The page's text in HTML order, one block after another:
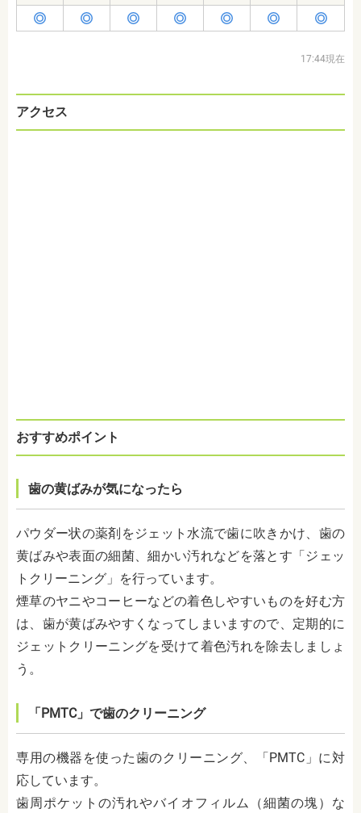
17:44現在
アクセス
おすすめポイント
歯の黄ばみが気になったら
パウダー状の薬剤をジェット水流で歯に吹きかけ、歯の
黄ばみや表面の細菌、細かい汚れなどを落とす「ジェッ
トクリーニング」を行っています。
煙草のヤニやコーヒーなどの着色しやすいものを好む方
は、歯が黄ばみやすくなってしまいますので、定期的に
ジェットクリーニングを受けて着色汚れを除去しましょ
う。
「PMTC」で歯のクリーニング
専用の機器を使った歯のクリーニング、「PMTC」に対
応しています。
歯周ポケットの汚れやバイオフィルム（細菌の塊）な